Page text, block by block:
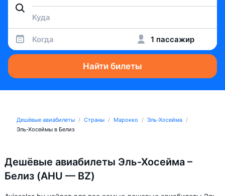
Когда 1 пассажир
Найти билеты
Дешёвые авиабилеты Страны Марокко
Эль-Хосейма
Эль-Хосеймы в Белиз
Дешёвые авиабилеты Эль-Хосейма –
Белиз (AHU — BZ)